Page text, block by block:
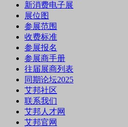
新消费电子展
展位图
参展范围
收费标准
参展报名
参展商手册
往届展商列表
同期论坛2025
艾邦社区
联系我们
艾邦人才网
艾邦官网